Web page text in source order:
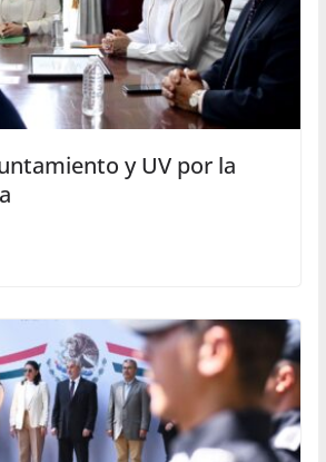
y UV por la